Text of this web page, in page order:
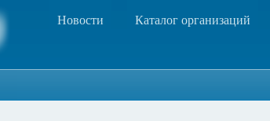
Новости Каталог организаций